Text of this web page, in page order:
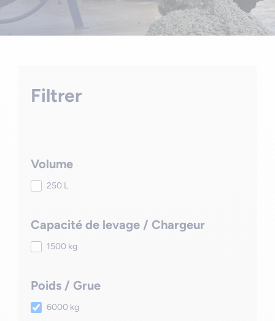
Filtrer
Volume
250 L
Capacité de levage / Chargeur
1500 kg
Poids / Grue
6000 kg